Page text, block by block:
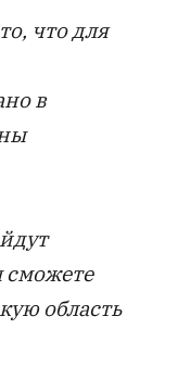
что для
в
сможете
область